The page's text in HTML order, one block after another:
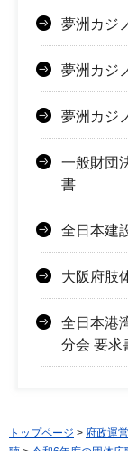
夢洲カジ
夢洲カジ
夢洲カジ
一般財団
書
全日本建
大阪府肢
全日本港
分会 要求
トップページ > 府政運